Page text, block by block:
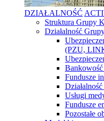
DZIAŁALNOŚĆ
Struktura Grupy
Działalność
(PZU,
Fundusze
Usługi
Fundusze
Pozostałe